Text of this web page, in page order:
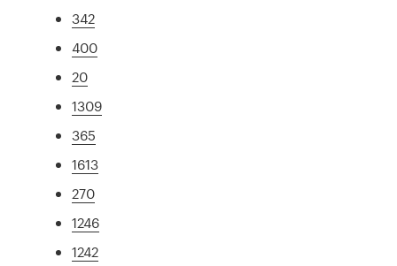
342
400
20
1309
365
1613
270
1246
1242